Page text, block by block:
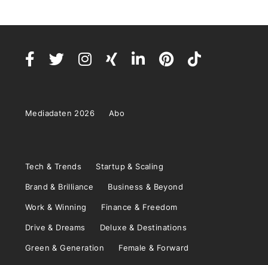
Mediadaten 2026 Abo
Tech & Trends Startup & Scaling
Brand & Brilliance Business & Beyond
Work & Winning Finance & Freedom
Drive & Dreams Deluxe & Destinations
Green & Generation Female & Forward